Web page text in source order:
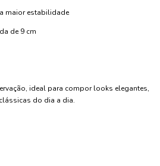
maior estabilidade
de 9 cm
ideal para compor looks elegantes,
do dia a dia.